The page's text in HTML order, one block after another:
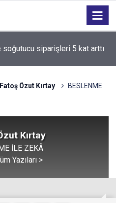
Klima, vantilatör ve soğutucu siparişleri 5 kat arttı
Fatoş Özut Kırtay
BESLENME
Kırtay
İLE ZEKÂ
Yazıları >